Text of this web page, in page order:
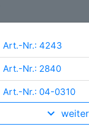
Art.-Nr.: 4243
Art.-Nr.: 2840
Art.-Nr.: 04-0310
Art.-Nr.: 04097